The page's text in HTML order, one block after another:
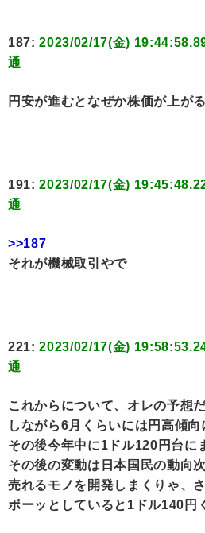
187:2023/02/17(金)
通
円安が進むとなぜか株価が上がる
191:2023/02/17(金)
通
>>187
それが機械取引やで
221:2023/02/17(金)
通
これからについて、オレの予想
しながら6月くらいには円高傾向
その後今年中に1ドル120円台に
その後の変動は日本国民の動向次
売れるモノを開発しまくりゃ、
ボーッとしていると1ドル140円